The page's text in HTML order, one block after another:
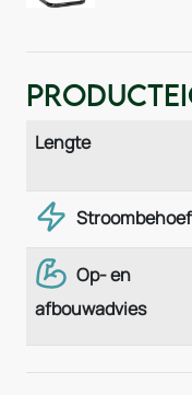
Lengte
Op- en
afbouwadvies